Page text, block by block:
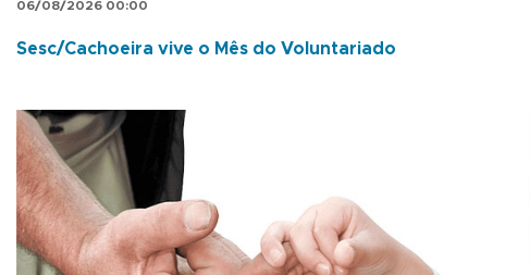
06/08/2026 00:00
Sesc/Cachoeira vive o Mês do Voluntariado